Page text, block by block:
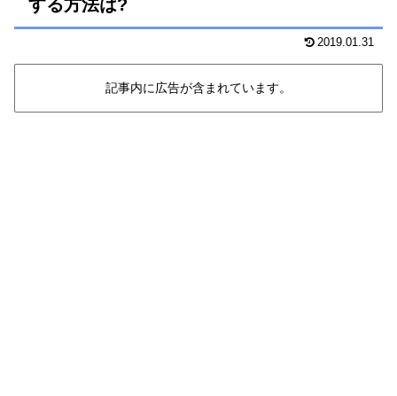
する方法は?
2019.01.31
記事内に広告が含まれています。